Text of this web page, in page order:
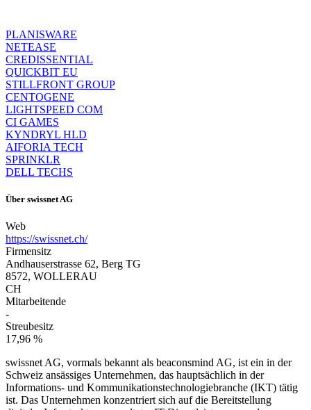
PLANISWARE
NETEASE
CREDISSENTIAL
QUICKBIT EU
STILLFRONT GROUP
CENTOGENE
LIGHTSPEED COM
CI GAMES
KYNDRYL HLD
AIFORIA TECH
SPRINKLR
DELL TECHS
Über swissnet AG
Web
https://swissnet.ch/
Firmensitz
Andhauserstrasse 62, Berg TG
8572, WOLLERAU
CH
Mitarbeitende
-
Streubesitz
17,96 %
swissnet AG, vormals bekannt als beaconsmind AG, ist ein in der
Schweiz ansässiges Unternehmen, das hauptsächlich in der
Informations- und Kommunikationstechnologiebranche (IKT) tätig
ist. Das Unternehmen konzentriert sich auf die Bereitstellung